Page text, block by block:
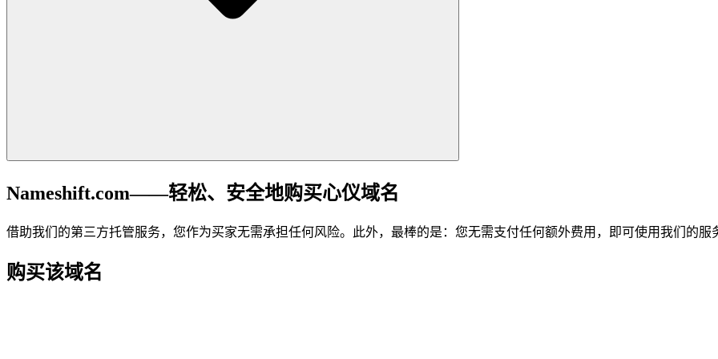
Nameshift.com——轻松、安全地购买心仪域名
借助我们的第三方托管服务，您作为买家无需承担任何风险。此外，最棒的是：您无需支付任何额外费用，即可使用我们的服
购买该域名